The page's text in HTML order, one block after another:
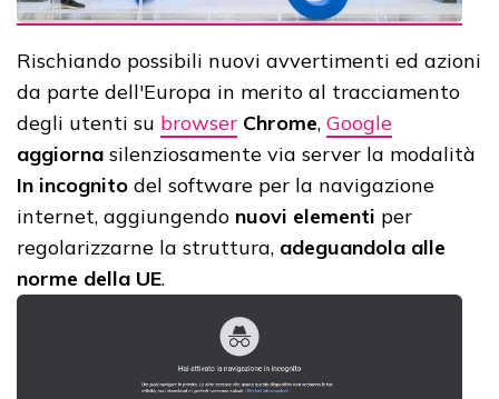
Rischiando possibili nuovi avvertimenti ed azioni
da parte dell'Europa in merito al tracciamento
degli utenti su browser Chrome, Google
aggiorna silenziosamente via server la modalità
In incognito del software per la navigazione
internet, aggiungendo nuovi elementi per
regolarizzarne la struttura, adeguandola alle
norme della UE.